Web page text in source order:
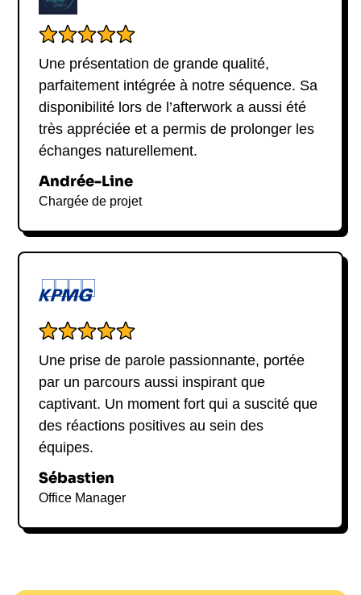
Une présentation de grande qualité,
parfaitement intégrée à notre séquence. Sa
disponibilité lors de l’afterwork a aussi été
très appréciée et a permis de prolonger les
échanges naturellement.
Andrée-Line
Chargée de projet
Une prise de parole passionnante, portée
par un parcours aussi inspirant que
captivant. Un moment fort qui a suscité que
des réactions positives au sein des
équipes.
Sébastien
Office Manager